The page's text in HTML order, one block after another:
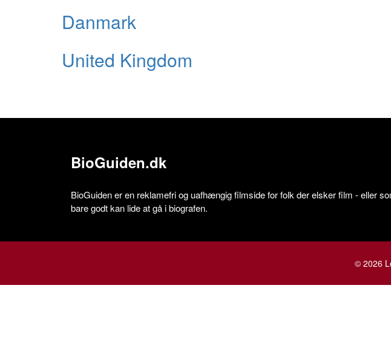
Danmark
United Kingdom
BioGuiden.dk
BioGuiden er en reklamefri og uafhængig filmside for folk der elsker film - eller
bare godt kan lide at gå i biografen.
© 2026